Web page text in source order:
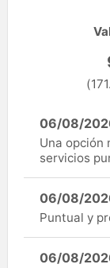
06/08/
Una opción
servicios
06/08/
Puntual y
06/08/